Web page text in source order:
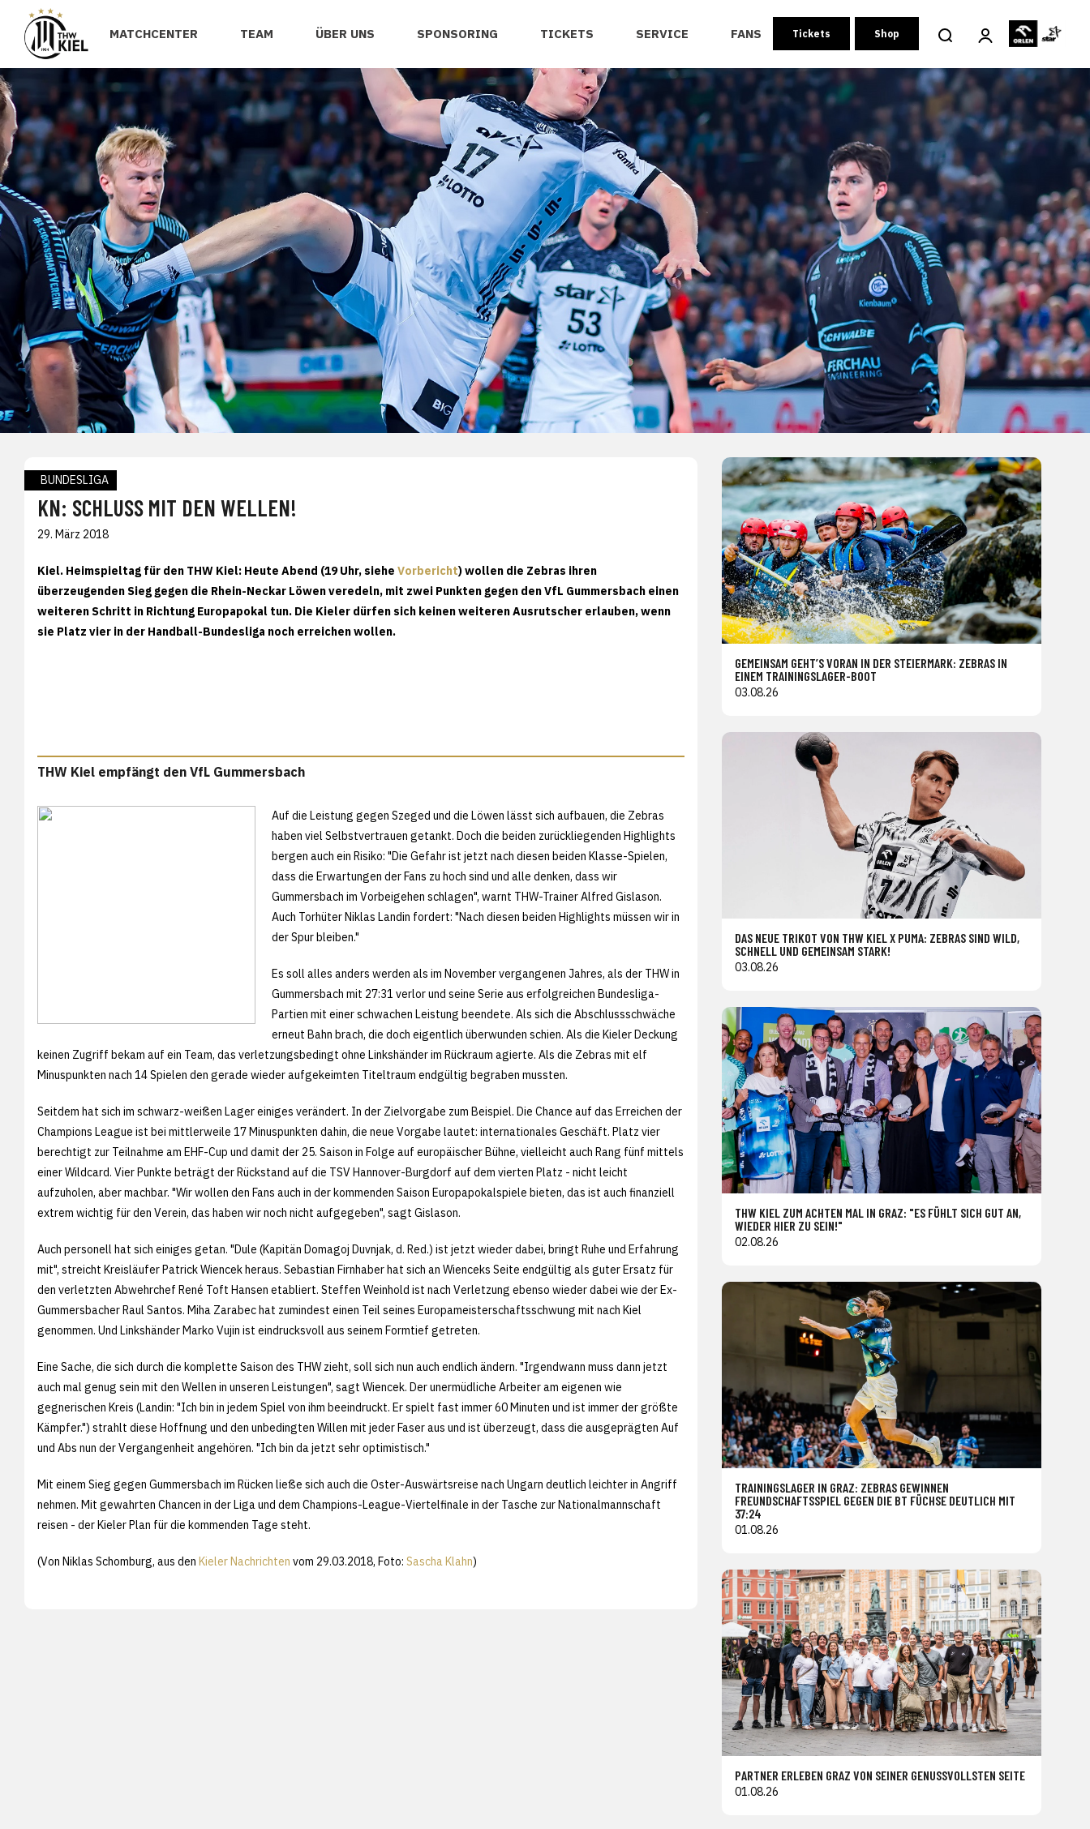
MATCHCENTER TEAM ÜBER UNS SPONSORING TICKETS SERVICE FANS Tickets Shop
BUNDESLIGA
KN: SCHLUSS MIT DEN WELLEN!
29. März 2018
Kiel. Heimspieltag für den THW Kiel: Heute Abend (19 Uhr, siehe Vorbericht) wollen die Zebras ihren
überzeugenden Sieg gegen die Rhein-Neckar Löwen veredeln, mit zwei Punkten gegen den VfL Gummersbach einen
weiteren Schritt in Richtung Europapokal tun. Die Kieler dürfen sich keinen weiteren Ausrutscher erlauben, wenn
sie Platz vier in der Handball-Bundesliga noch erreichen wollen.
THW Kiel empfängt den VfL Gummersbach
Auf die Leistung gegen Szeged und die Löwen lässt sich aufbauen, die Zebras
haben viel Selbstvertrauen getankt. Doch die beiden zurückliegenden Highlights
bergen auch ein Risiko: "Die Gefahr ist jetzt nach diesen beiden Klasse-Spielen,
dass die Erwartungen der Fans zu hoch sind und alle denken, dass wir
Gummersbach im Vorbeigehen schlagen", warnt THW-Trainer Alfred Gislason.
Auch Torhüter Niklas Landin fordert: "Nach diesen beiden Highlights müssen wir in
der Spur bleiben."
Es soll alles anders werden als im November vergangenen Jahres, als der THW in
Gummersbach mit 27:31 verlor und seine Serie aus erfolgreichen Bundesliga-
Partien mit einer schwachen Leistung beendete. Als sich die Abschlussschwäche
erneut Bahn brach, die doch eigentlich überwunden schien. Als die Kieler Deckung
keinen Zugriff bekam auf ein Team, das verletzungsbedingt ohne Linkshänder im Rückraum agierte. Als die Zebras mit elf
Minuspunkten nach 14 Spielen den gerade wieder aufgekeimten Titeltraum endgültig begraben mussten.
Seitdem hat sich im schwarz-weißen Lager einiges verändert. In der Zielvorgabe zum Beispiel. Die Chance auf das Erreichen der
Champions League ist bei mittlerweile 17 Minuspunkten dahin, die neue Vorgabe lautet: internationales Geschäft. Platz vier
berechtigt zur Teilnahme am EHF-Cup und damit der 25. Saison in Folge auf europäischer Bühne, vielleicht auch Rang fünf mittels
einer Wildcard. Vier Punkte beträgt der Rückstand auf die TSV Hannover-Burgdorf auf dem vierten Platz - nicht leicht
aufzuholen, aber machbar. "Wir wollen den Fans auch in der kommenden Saison Europapokalspiele bieten, das ist auch finanziell
extrem wichtig für den Verein, das haben wir noch nicht aufgegeben", sagt Gislason.
Auch personell hat sich einiges getan. "Dule (Kapitän Domagoj Duvnjak, d. Red.) ist jetzt wieder dabei, bringt Ruhe und Erfahrung
mit", streicht Kreisläufer Patrick Wiencek heraus. Sebastian Firnhaber hat sich an Wienceks Seite endgültig als guter Ersatz für
den verletzten Abwehrchef René Toft Hansen etabliert. Steffen Weinhold ist nach Verletzung ebenso wieder dabei wie der Ex-
Gummersbacher Raul Santos. Miha Zarabec hat zumindest einen Teil seines Europameisterschaftsschwung mit nach Kiel
genommen. Und Linkshänder Marko Vujin ist eindrucksvoll aus seinem Formtief getreten.
Eine Sache, die sich durch die komplette Saison des THW zieht, soll sich nun auch endlich ändern. "Irgendwann muss dann jetzt
auch mal genug sein mit den Wellen in unseren Leistungen", sagt Wiencek. Der unermüdliche Arbeiter am eigenen wie
gegnerischen Kreis (Landin: "Ich bin in jedem Spiel von ihm beeindruckt. Er spielt fast immer 60 Minuten und ist immer der größte
Kämpfer.") strahlt diese Hoffnung und den unbedingten Willen mit jeder Faser aus und ist überzeugt, dass die ausgeprägten Auf
und Abs nun der Vergangenheit angehören. "Ich bin da jetzt sehr optimistisch."
Mit einem Sieg gegen Gummersbach im Rücken ließe sich auch die Oster-Auswärtsreise nach Ungarn deutlich leichter in Angriff
nehmen. Mit gewahrten Chancen in der Liga und dem Champions-League-Viertelfinale in der Tasche zur Nationalmannschaft
reisen - der Kieler Plan für die kommenden Tage steht.
(Von Niklas Schomburg, aus den Kieler Nachrichten vom 29.03.2018, Foto: Sascha Klahn)
GEMEINSAM GEHT’S VORAN IN DER STEIERMARK: ZEBRAS IN
EINEM TRAININGSLAGER-BOOT
03.08.26
DAS NEUE TRIKOT VON THW KIEL X PUMA: ZEBRAS SIND WILD,
SCHNELL UND GEMEINSAM STARK!
03.08.26
THW KIEL ZUM ACHTEN MAL IN GRAZ: "ES FÜHLT SICH GUT AN,
WIEDER HIER ZU SEIN!"
02.08.26
TRAININGSLAGER IN GRAZ: ZEBRAS GEWINNEN
FREUNDSCHAFTSSPIEL GEGEN DIE BT FÜCHSE DEUTLICH MIT
37:24
01.08.26
PARTNER ERLEBEN GRAZ VON SEINER GENUSSVOLLSTEN SEITE
01.08.26